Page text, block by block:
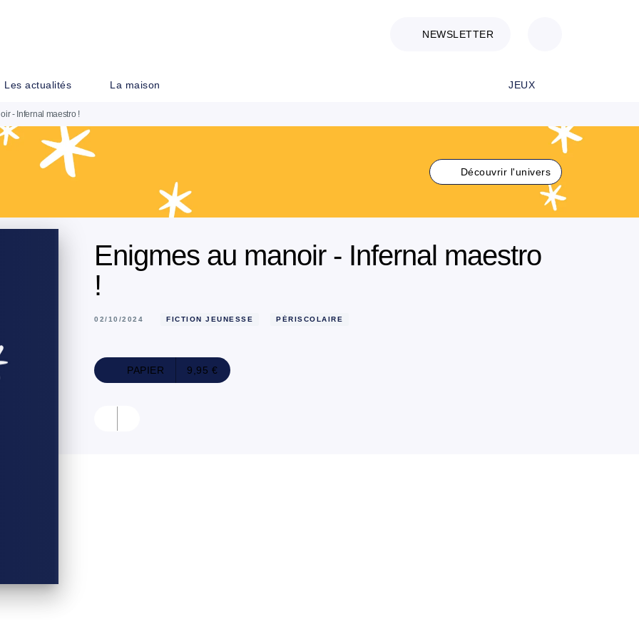
NEWSLETTER
Les actualités La maison JEUX
- Infernal maestro !
Découvrir l'univers
Enigmes au manoir - Infernal maestro
!
02/10/2024 FICTION JEUNESSE PÉRISCOLAIRE
PAPIER 9,95 €